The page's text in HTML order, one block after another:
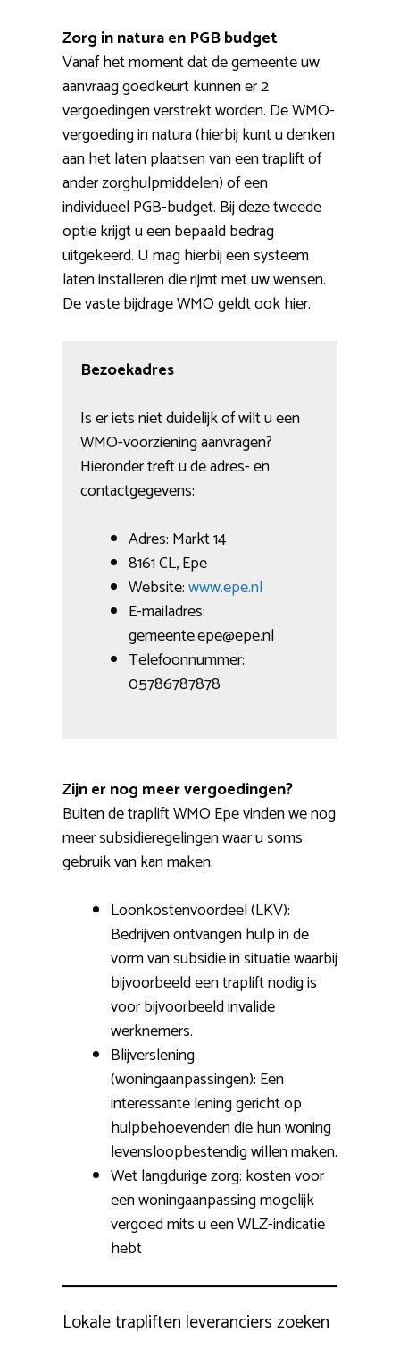
Zorg in natura en PGB budget
Vanaf het moment dat de gemeente uw
aanvraag goedkeurt kunnen er 2
vergoedingen verstrekt worden. De WMO-
vergoeding in natura (hierbij kunt u denken
aan het laten plaatsen van een traplift of
ander zorghulpmiddelen) of een
individueel PGB-budget. Bij deze tweede
optie krijgt u een bepaald bedrag
uitgekeerd. U mag hierbij een systeem
laten installeren die rijmt met uw wensen.
De vaste bijdrage WMO geldt ook hier.
Bezoekadres
Is er iets niet duidelijk of wilt u een
WMO-voorziening aanvragen?
Hieronder treft u de adres- en
contactgegevens:
Adres: Markt 14
8161 CL, Epe
Website:www.epe.nl
E-mailadres:
gemeente.epe@epe.nl
Telefoonnummer:
05786787878
Zijn er nog meer vergoedingen?
Buiten de traplift WMO Epe vinden we nog
meer subsidieregelingen waar u soms
gebruik van kan maken.
Loonkostenvoordeel (LKV):
Bedrijven ontvangen hulp in de
vorm van subsidie in situatie waarbij
bijvoorbeeld een traplift nodig is
voor bijvoorbeeld invalide
werknemers.
Blijverslening
(woningaanpassingen): Een
interessante lening gericht op
hulpbehoevenden die hun woning
levensloopbestendig willen maken.
Wet langdurige zorg: kosten voor
een woningaanpassing mogelijk
vergoed mits u een WLZ-indicatie
hebt
Lokale trapliften leveranciers zoeken